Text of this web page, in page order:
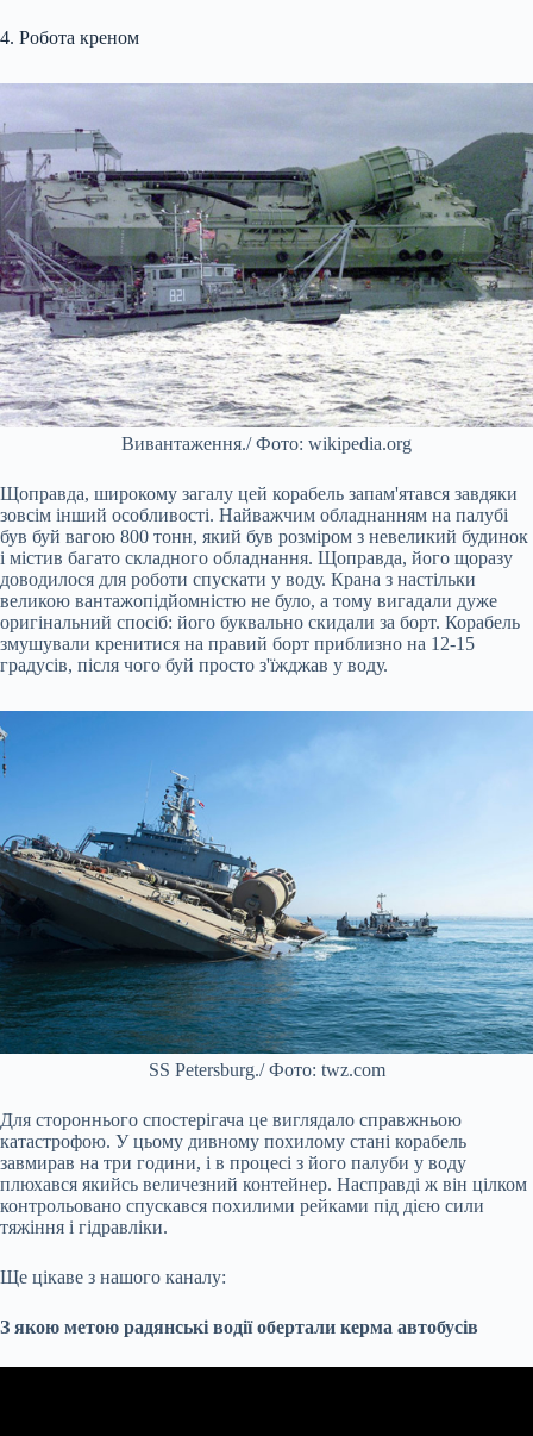
4. Робота креном
Вивантаження./ Фото: wikipedia.org
Щоправда, широкому загалу цей корабель запам'ятався завдяки
зовсім інший особливості. Найважчим обладнанням на палубі
був буй вагою 800 тонн, який був розміром з невеликий будинок
і містив багато складного обладнання. Щоправда, його щоразу
доводилося для роботи спускати у воду. Крана з настільки
великою вантажопідйомністю не було, а тому вигадали дуже
оригінальний спосіб: його буквально скидали за борт. Корабель
змушували кренитися на правий борт приблизно на 12-15
градусів, після чого буй просто з'їжджав у воду.
SS Petersburg./ Фото: twz.com
Для стороннього спостерігача це виглядало справжньою
катастрофою. У цьому дивному похилому стані корабель
завмирав на три години, і в процесі з його палуби у воду
плюхався якийсь величезний контейнер. Насправді ж він цілком
контрольовано спускався похилими рейками під дією сили
тяжіння і гідравліки.
Ще цікаве з нашого каналу:
З якою метою радянські водії обертали керма автобусів